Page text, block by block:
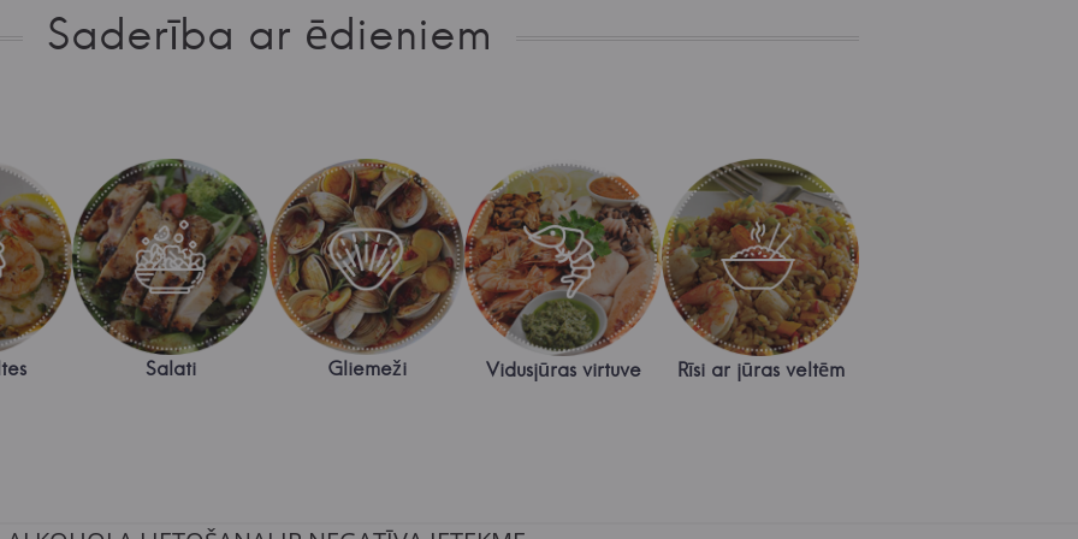
Saderība ar ēdieniem
Salati Gliemeži Vidusjūras virtuve Rīsi ar jūras veltēm